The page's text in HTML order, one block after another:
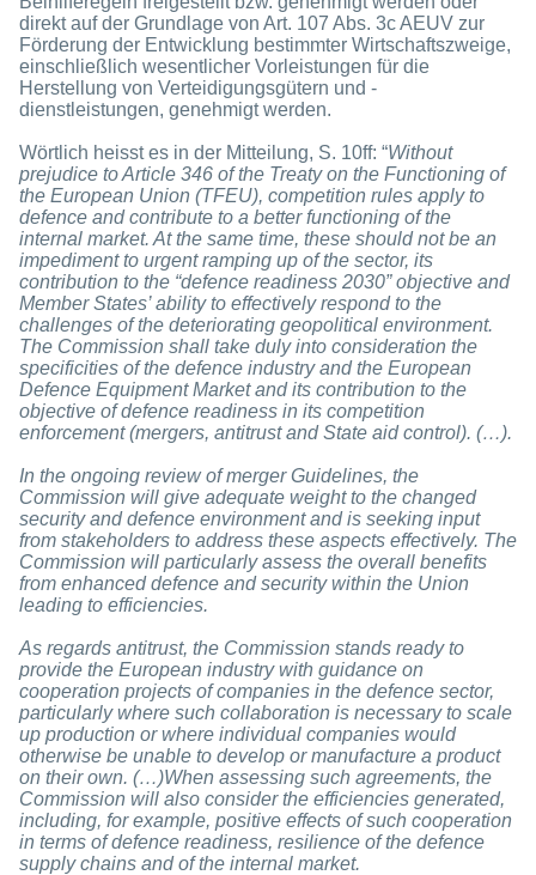
direkt auf der Grundlage von Art. 107 Abs. 3c AEUV zur
Förderung der Entwicklung bestimmter Wirtschaftszweige,
einschließlich wesentlicher Vorleistungen für die
Herstellung von Verteidigungsgütern und -
dienstleistungen, genehmigt werden.
Wörtlich heisst es in der Mitteilung, S. 10ff: “Without
prejudice to Article 346 of the Treaty on the Functioning of
the European Union (TFEU), competition rules apply to
defence and contribute to a better functioning of the
internal market. At the same time, these should not be an
impediment to urgent ramping up of the sector, its
contribution to the “defence readiness 2030” objective and
Member States’ ability to effectively respond to the
challenges of the deteriorating geopolitical environment.
The Commission shall take duly into consideration the
specificities of the defence industry and the European
Defence Equipment Market and its contribution to the
objective of defence readiness in its competition
enforcement (mergers, antitrust and State aid control). (…).
In the ongoing review of merger Guidelines, the
Commission will give adequate weight to the changed
security and defence environment and is seeking input
from stakeholders to address these aspects effectively. The
Commission will particularly assess the overall benefits
from enhanced defence and security within the Union
leading to efficiencies.
As regards antitrust, the Commission stands ready to
provide the European industry with guidance on
cooperation projects of companies in the defence sector,
particularly where such collaboration is necessary to scale
up production or where individual companies would
otherwise be unable to develop or manufacture a product
on their own. (…)When assessing such agreements, the
Commission will also consider the efficiencies generated,
including, for example, positive effects of such cooperation
in terms of defence readiness, resilience of the defence
supply chains and of the internal market.